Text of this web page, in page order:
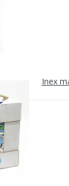
Inex